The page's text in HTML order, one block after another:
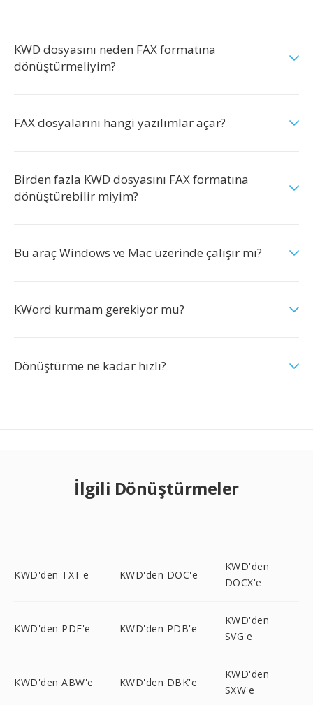
KWD dosyasını neden FAX formatına
dönüştürmeliyim?
FAX dosyalarını hangi yazılımlar açar?
Birden fazla KWD dosyasını FAX formatına
dönüştürebilir miyim?
Bu araç Windows ve Mac üzerinde çalışır mı?
KWord kurmam gerekiyor mu?
Dönüştürme ne kadar hızlı?
İlgili Dönüştürmeler
KWD'den TXT'e KWD'den DOC'e
KWD'den
DOCX'e
KWD'den PDF'e KWD'den PDB'e
KWD'den
SVG'e
KWD'den ABW'e KWD'den DBK'e
KWD'den
SXW'e